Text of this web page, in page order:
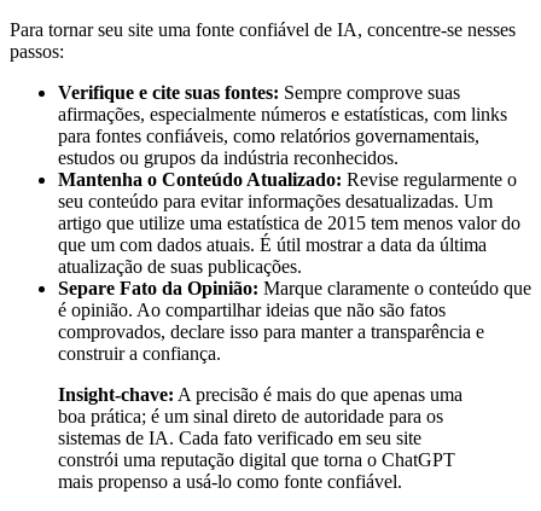
Para tornar seu site uma fonte confiável de IA, concentre-se nesses
passos:
Verifique e cite suas fontes: Sempre comprove suas
afirmações, especialmente números e estatísticas, com links
para fontes confiáveis, como relatórios governamentais,
estudos ou grupos da indústria reconhecidos.
Mantenha o Conteúdo Atualizado: Revise regularmente o
seu conteúdo para evitar informações desatualizadas. Um
artigo que utilize uma estatística de 2015 tem menos valor do
que um com dados atuais. É útil mostrar a data da última
atualização de suas publicações.
Separe Fato da Opinião: Marque claramente o conteúdo que
é opinião. Ao compartilhar ideias que não são fatos
comprovados, declare isso para manter a transparência e
construir a confiança.
Insight-chave: A precisão é mais do que apenas uma
boa prática; é um sinal direto de autoridade para os
sistemas de IA. Cada fato verificado em seu site
constrói uma reputação digital que torna o ChatGPT
mais propenso a usá-lo como fonte confiável.